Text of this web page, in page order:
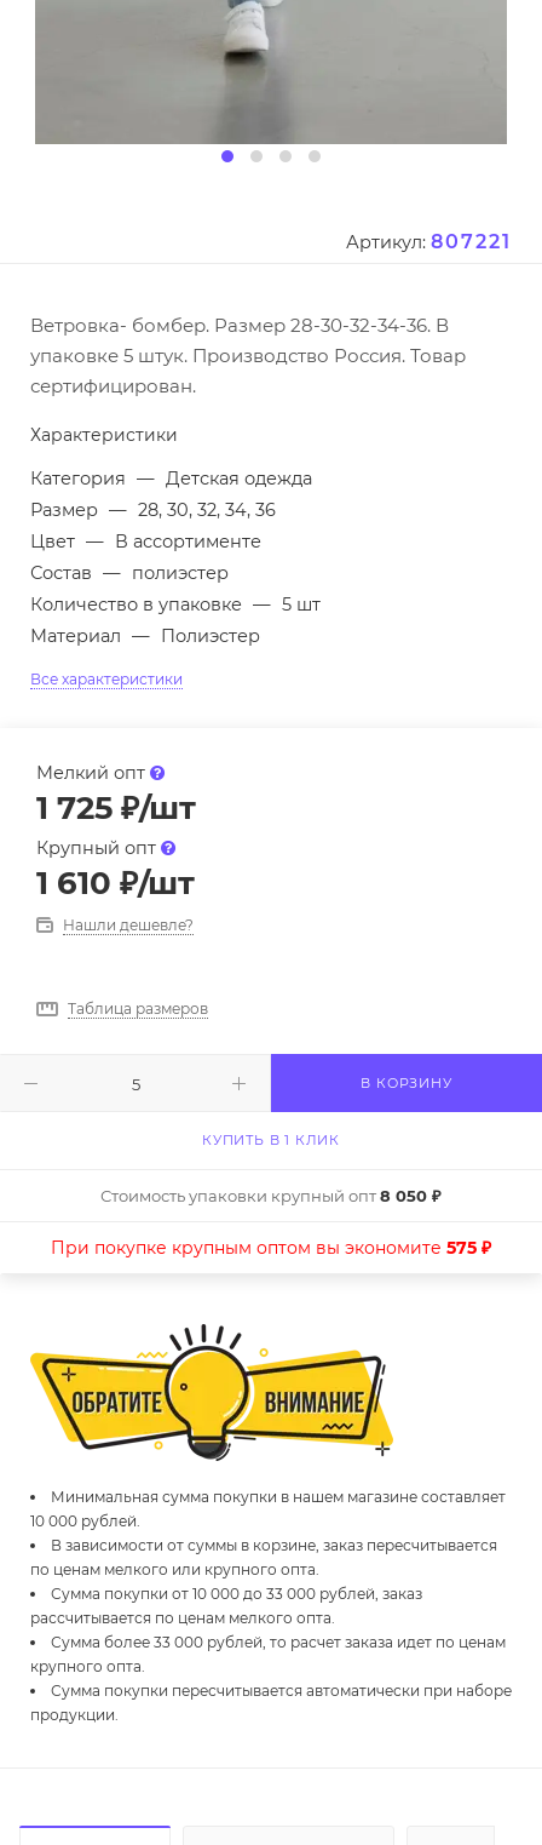
Артикул: 807221
Ветровка- бомбер. Размер 28-30-32-34-36. В
упаковке 5 штук. Производство Россия. Товар
сертифицирован.
Характеристики
Категория — Детская одежда
Размер — 28, 30, 32, 34, 36
Цвет — В ассортименте
Состав — полиэстер
Количество в упаковке — 5 шт
Материал — Полиэстер
Все характеристики
Мелкий опт
1 725 ₽/шт
Крупный опт
1 610 ₽/шт
Нашли дешевле?
Таблица размеров
В КОРЗИНУ
КУПИТЬ В 1 КЛИК
Стоимость упаковки крупный опт8 050 ₽
При покупке крупным оптом вы экономите 575 ₽
Минимальная сумма покупки в нашем магазине составляет
10 000 рублей.
В зависимости от суммы в корзине, заказ пересчитывается
по ценам мелкого или крупного опта.
Сумма покупки от 10 000 до 33 000 рублей, заказ
рассчитывается по ценам мелкого опта.
Сумма более 33 000 рублей, то расчет заказа идет по ценам
крупного опта.
Сумма покупки пересчитывается автоматически при наборе
продукции.